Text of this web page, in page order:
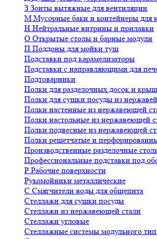
З Зонты вытяжные для вентиляции
М Мусорные баки и контейнеры для
Н Нейтральные витрины и прилавки
О Открытые столы и барные модули
П Поддоны для мойки туш
Подставки под карамелизаторы
Подставки с направляющими для
Подтоварники
Полки для разделочных досок и
Полки для сушки посуды из
Полки настенные из нержавеющей
Полки настольные из нержавеющей
Полки подвесные из нержавеющей
Полки решетчатые и
Производственные разделочные
Профессиональные подставки под
Р Рабочие поверхности
Рукомойники металлические
С Смягчители воды для общепита
Стеллажи для сушки посуды
Стеллажи из нержавеющей стали
Стеллажи угловые
Стеллажные системы модульного